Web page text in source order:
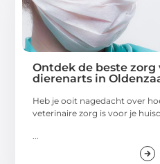
Ontdek de beste
dierenarts in
Heb je ooit nagedacht over
veterinaire zorg is voor je